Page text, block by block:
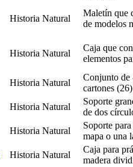
Historia Natural
Maletín que
de modelos
Historia Natural
Caja que
elementos
Historia Natural
Conjunto de
cartones
Historia Natural
Soporte
de dos
Historia Natural
Soporte
mapa o una
Historia Natural
Caja para
madera